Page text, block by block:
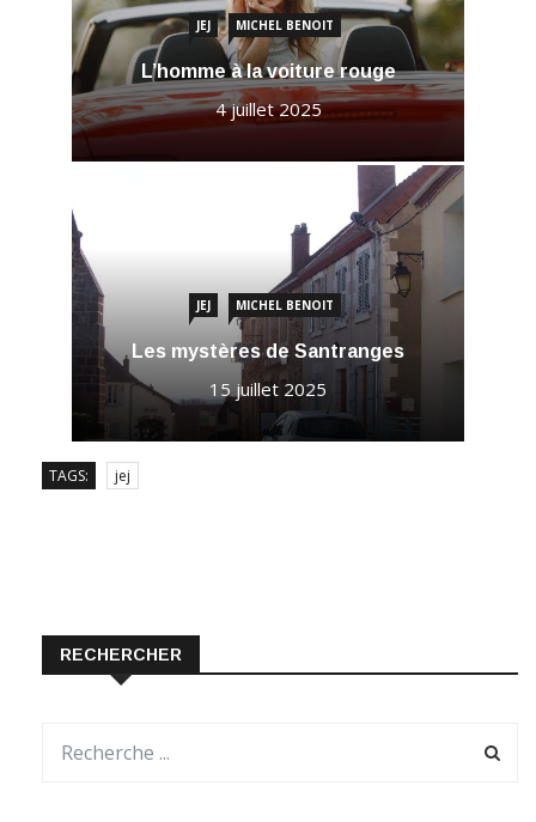
JEJ MICHEL BENOIT
L’homme à la voiture rouge
4 juillet 2025
JEJ MICHEL BENOIT
Les mystères de Santranges
15 juillet 2025
TAGS: jej
RECHERCHER